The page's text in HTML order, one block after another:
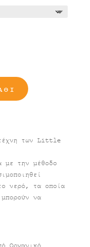
των Little
με την μέθοδο
νερό, τα οποία
να
Οργανικό